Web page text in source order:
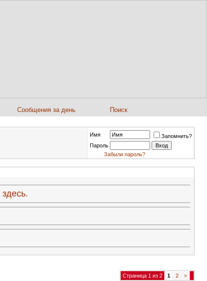
Сообщения за день Поиск
Имя
Запомнить?
Пароль
Забыли пароль?
здесь.
Страница 1 из 2 1 2 >